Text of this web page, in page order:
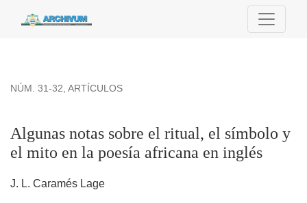
Algunas notas sobre el ritual, el símbolo y el mito en la
NÚM. 31-32, ARTÍCULOS
Algunas notas sobre el ritual, el símbolo y
el mito en la poesía africana en inglés
J. L. Caramés Lage